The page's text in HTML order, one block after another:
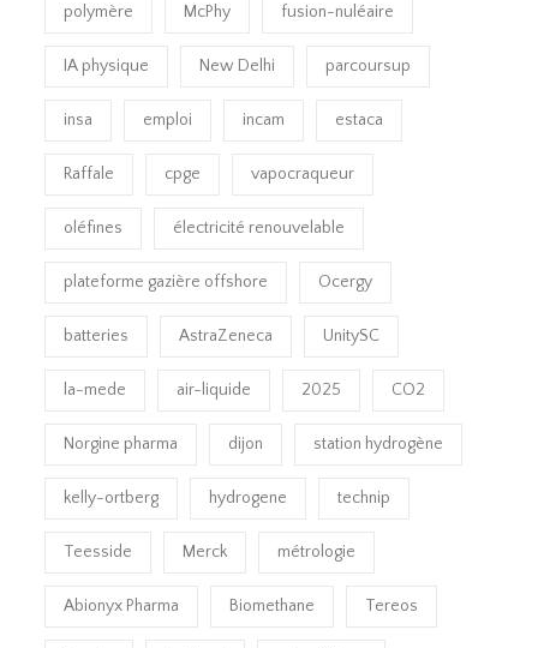
polymère McPhy fusion-nuléaire
IA physique New Delhi parcoursup
insa emploi incam estaca
Raffale cpge vapocraqueur
oléfines électricité renouvelable
plateforme gazière offshore Ocergy
batteries AstraZeneca UnitySC
la-mede air-liquide 2025 CO2
Norgine pharma dijon station hydrogène
kelly-ortberg hydrogene technip
Teesside Merck métrologie
Abionyx Pharma Biomethane Tereos